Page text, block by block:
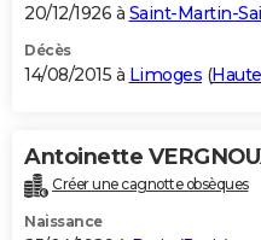
20/12/1926 à Saint-Martin-
Décès
14/08/2015 à Limoges (
Antoinette
Créer une cagnotte obsèques
Naissance